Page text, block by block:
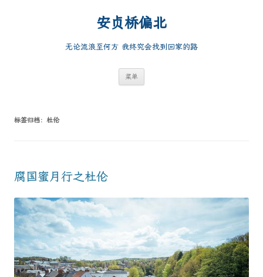
安贞桥偏北
无论流浪至何方 我终究会找到回家的路
菜单
标签归档： 杜伦
腐国蜜月行之杜伦